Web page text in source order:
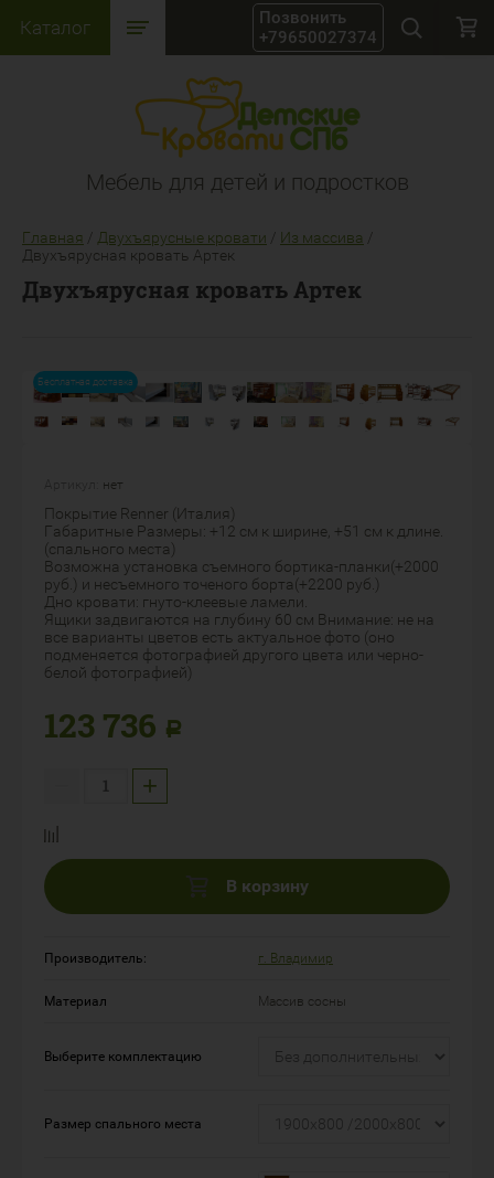
Каталог +79650027374
Мебель для детей и подростков
Главная / Двухъярусные кровати / Из массива /
Двухъярусная кровать Артек
Двухъярусная кровать Артек
Бесплатная доставка
нет
Покрытие Renner (Италия)
Габаритные Размеры: +12 см к ширине, +51 см к длине.
(спального места)
Возможна установка съемного бортика-планки(+2000
руб.) и несъемного точеного борта(+2200 руб.)
Дно кровати: гнуто-клеевые ламели.
Ящики задвигаются на глубину 60 см Внимание: не на
все варианты цветов есть актуальное фото (оно
подменяется фотографией другого цвета или черно-
белой фотографией)
123 736 Р
+
В корзину
Производитель: г. Владимир
Материал Массив сосны
Выберите комплектацию
Размер спального места